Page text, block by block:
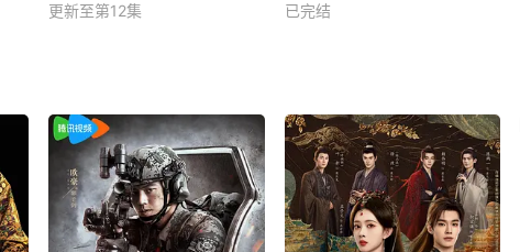
更新至第12集
已完结